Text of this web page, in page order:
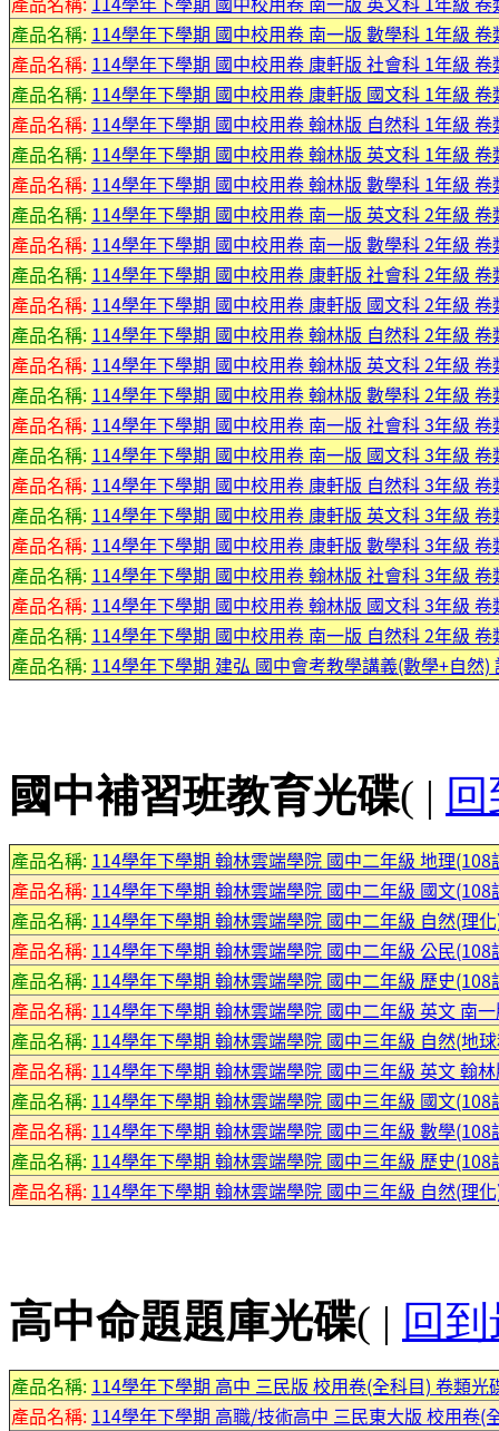
產品名稱: 114學年下學期 國中校用卷 南一版 數學科 1年級 卷
產品名稱: 114學年下學期 國中校用卷 康軒版 社會科 1年級 卷
產品名稱: 114學年下學期 國中校用卷 康軒版 國文科 1年級 卷
產品名稱: 114學年下學期 國中校用卷 翰林版 自然科 1年級 卷
產品名稱: 114學年下學期 國中校用卷 翰林版 英文科 1年級 卷
產品名稱: 114學年下學期 國中校用卷 翰林版 數學科 1年級 卷
產品名稱: 114學年下學期 國中校用卷 南一版 英文科 2年級 卷
產品名稱: 114學年下學期 國中校用卷 南一版 數學科 2年級 卷
產品名稱: 114學年下學期 國中校用卷 康軒版 社會科 2年級 卷
產品名稱: 114學年下學期 國中校用卷 康軒版 國文科 2年級 卷
產品名稱: 114學年下學期 國中校用卷 翰林版 自然科 2年級 卷
產品名稱: 114學年下學期 國中校用卷 翰林版 英文科 2年級 卷
產品名稱: 114學年下學期 國中校用卷 翰林版 數學科 2年級 卷
產品名稱: 114學年下學期 國中校用卷 南一版 社會科 3年級 卷
產品名稱: 114學年下學期 國中校用卷 南一版 國文科 3年級 卷
產品名稱: 114學年下學期 國中校用卷 康軒版 自然科 3年級 卷
產品名稱: 114學年下學期 國中校用卷 康軒版 英文科 3年級 卷
產品名稱: 114學年下學期 國中校用卷 康軒版 數學科 3年級 卷
產品名稱: 114學年下學期 國中校用卷 翰林版 社會科 3年級 卷
產品名稱: 114學年下學期 國中校用卷 翰林版 國文科 3年級 卷
產品名稱: 114學年下學期 國中校用卷 南一版 自然科 2年級 卷
產品名稱: 114學年下學期 建弘 國中會考教學講義(數學+自然)
國中補習班教育光碟( |
產品名稱: 114學年下學期 翰林雲端學院 國中二年級 地理
產品名稱: 114學年下學期 翰林雲端學院 國中二年級 國文
產品名稱: 114學年下學期 翰林雲端學院 國中二年級 自然(理
產品名稱: 114學年下學期 翰林雲端學院 國中二年級 公民
產品名稱: 114學年下學期 翰林雲端學院 國中二年級 歷史
產品名稱: 114學年下學期 翰林雲端學院 國中二年級 英文 南
產品名稱: 114學年下學期 翰林雲端學院 國中三年級 自然(地
產品名稱: 114學年下學期 翰林雲端學院 國中三年級 英文 翰
產品名稱: 114學年下學期 翰林雲端學院 國中三年級 國文
產品名稱: 114學年下學期 翰林雲端學院 國中三年級 數學
產品名稱: 114學年下學期 翰林雲端學院 國中三年級 歷史
產品名稱: 114學年下學期 翰林雲端學院 國中三年級 自然(理
高中命題題庫光碟( | 回
產品名稱: 114學年下學期 高中 三民版 校用卷(全科目) 卷類光
產品名稱: 114學年下學期 高職/技術高中 三民東大版 校用卷(